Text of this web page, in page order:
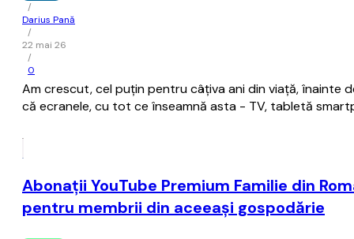
/
Darius Pană
/
22 mai 26
/
0
Am crescut, cel puțin pentru câțiva ani din viață, înainte
că ecranele, cu tot ce înseamnă asta - TV, tabletă
Abonaţii YouTube Premium Familie din
pentru membrii din aceeaşi gospodărie